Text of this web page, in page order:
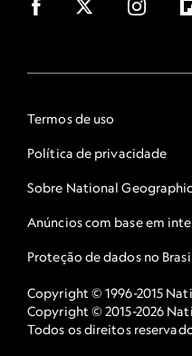
Termos de uso
Política de privacidade
Sobre National Geographic
Anúncios com base em
Proteção de dados no
Copyright © 1996-2015
Copyright © 2015-2026
Todos os direitos